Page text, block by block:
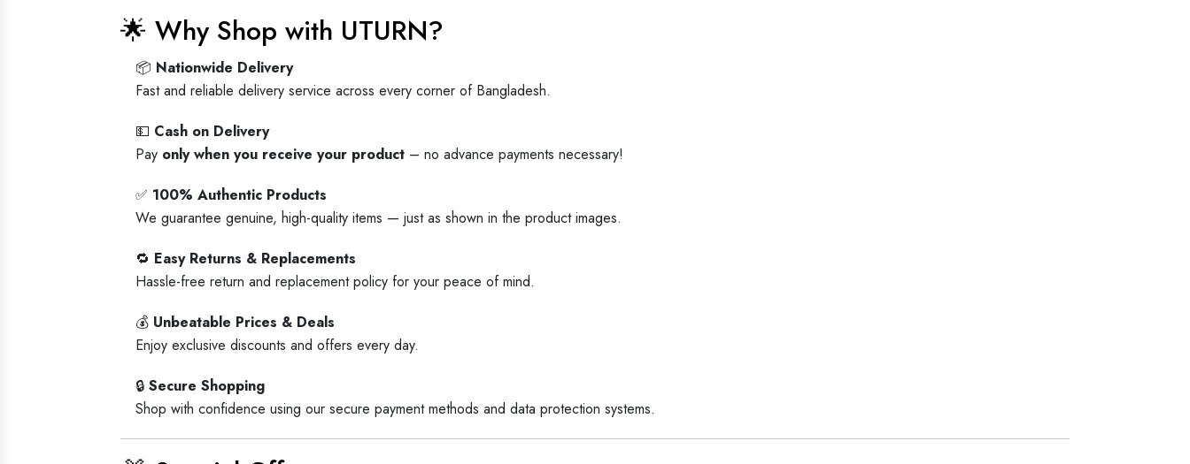
🌟 Why Shop with UTURN?
📦 Nationwide Delivery
Fast and reliable delivery service across every corner of Bangladesh.
💵 Cash on Delivery
Pay only when you receive your product – no advance payments necessary!
✅ 100% Authentic Products
We guarantee genuine, high-quality items — just as shown in the product images.
🔁 Easy Returns & Replacements
Hassle-free return and replacement policy for your peace of mind.
💰 Unbeatable Prices & Deals
Enjoy exclusive discounts and offers every day.
🔒 Secure Shopping
Shop with confidence using our secure payment methods and data protection systems.